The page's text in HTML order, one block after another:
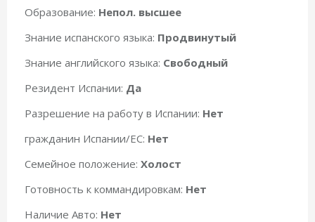
Образование: Непол. высшее
Знание испанского языка: Продвинутый
Знание английского языка: Свободный
Резидент Испании: Да
Разрешение на работу в Испании: Нет
гражданин Испании/ЕС: Нет
Семейное положение: Холост
Готовность к коммандировкам: Нет
Наличие Авто: Нет